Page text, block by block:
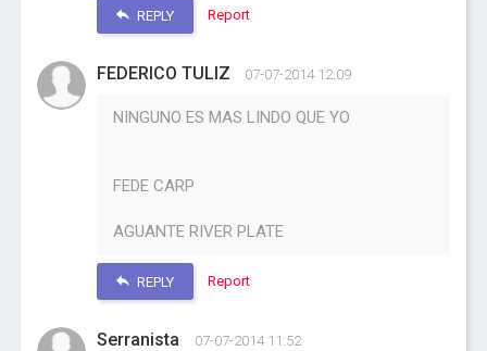
REPLY Report
FEDERICO TULIZ 07-07-2014 12:09
NINGUNO ES MAS LINDO QUE YO
FEDE CARP
AGUANTE RIVER PLATE
REPLY Report
Serranista 07-07-2014 11:52